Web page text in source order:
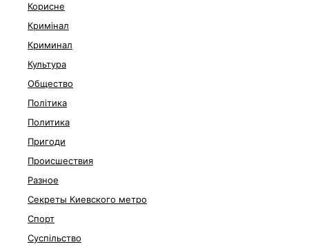
Корисне
Кримінал
Криминал
Культура
Общество
Політика
Политика
Пригоди
Происшествия
Разное
Секреты Киевского метро
Спорт
Суспільство